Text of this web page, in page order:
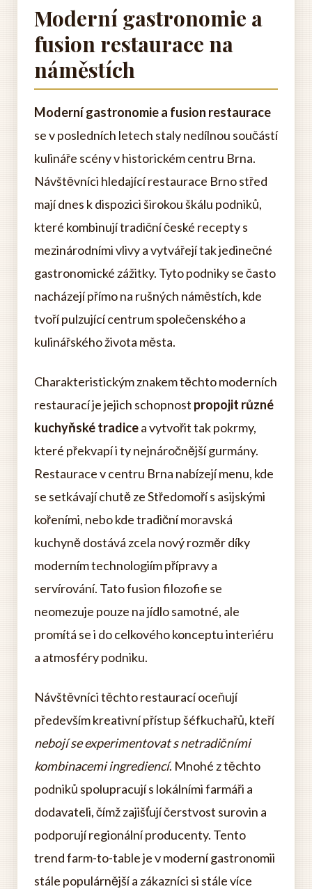
Moderní gastronomie a
fusion restaurace na
náměstích
Moderní gastronomie a fusion restaurace
se v posledních letech staly nedílnou součástí
kulináře scény v historickém centru Brna.
Návštěvníci hledající restaurace Brno střed
mají dnes k dispozici širokou škálu podniků,
které kombinují tradiční české recepty s
mezinárodními vlivy a vytvářejí tak jedinečné
gastronomické zážitky. Tyto podniky se často
nacházejí přímo na rušných náměstích, kde
tvoří pulzující centrum společenského a
kulinářského života města.
Charakteristickým znakem těchto moderních
restaurací je jejich schopnost propojit různé
kuchyňské tradicea vytvořit tak pokrmy,
které překvapí i ty nejnáročnější gurmány.
Restaurace v centru Brna nabízejí menu, kde
se setkávají chutě ze Středomoří s asijskými
kořeními, nebo kde tradiční moravská
kuchyně dostává zcela nový rozměr díky
moderním technologiím přípravy a
servírování. Tato fusion filozofie se
neomezuje pouze na jídlo samotné, ale
promítá se i do celkového konceptu interiéru
a atmosféry podniku.
Návštěvníci těchto restaurací oceňují
především kreativní přístup šéfkuchařů, kteří
nebojí se experimentovat s netradičními
kombinacemi ingrediencí. Mnohé z těchto
podniků spolupracují s lokálními farmáři a
dodavateli, čímž zajišťují čerstvost surovin a
podporují regionální producenty. Tento
trend farm-to-table je v moderní gastronomii
stále populárnější a zákazníci si stále více